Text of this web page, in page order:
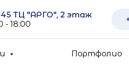
45 ТЦ "АРГО", 2 этаж
- 18:00
Портфолио